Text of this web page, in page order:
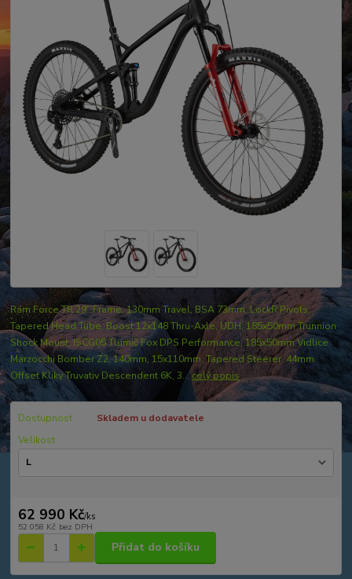
Rám Force TR 29” Frame, 130mm Travel, BSA 73mm, LockR Pivots,
Tapered Head Tube, Boost 12x148 Thru-Axle, UDH, 185x50mm Trunnion
Shock Mount, ISCG05 Tlumič Fox DPS Performance, 185x50mm Vidlice
Marzocchi Bomber Z2, 140mm, 15x110mm, Tapered Steerer, 44mm
Offset Kliky Truvativ Descendent 6K, 3...celý popis
Dostupnost
Skladem u dodavatele
Velikost
62 990 Kč/ks
52 058 Kč bez DPH
Přidat do košíku